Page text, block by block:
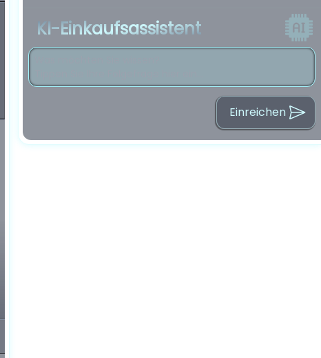
KI-Einkaufsassistent
Einreichen